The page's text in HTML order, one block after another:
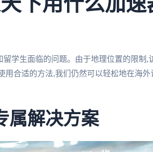
下用什么加速
学生面临的问题。由于地理位置的限制,
合适的方法,我们仍然可以轻松地在海外
属解决方案